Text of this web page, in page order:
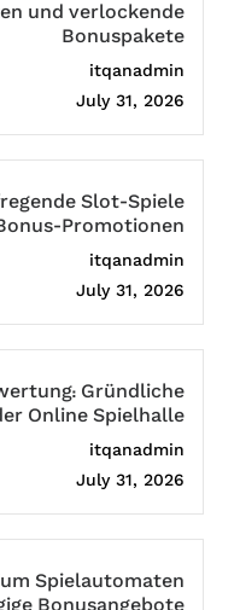
und verlockende
Bonuspakete
itqanadmin
July 31, 2026
Slot-Spiele
Promotionen
itqanadmin
July 31, 2026
Gründliche
Online Spielhalle
itqanadmin
July 31, 2026
Spielautomaten
Bonusangebote